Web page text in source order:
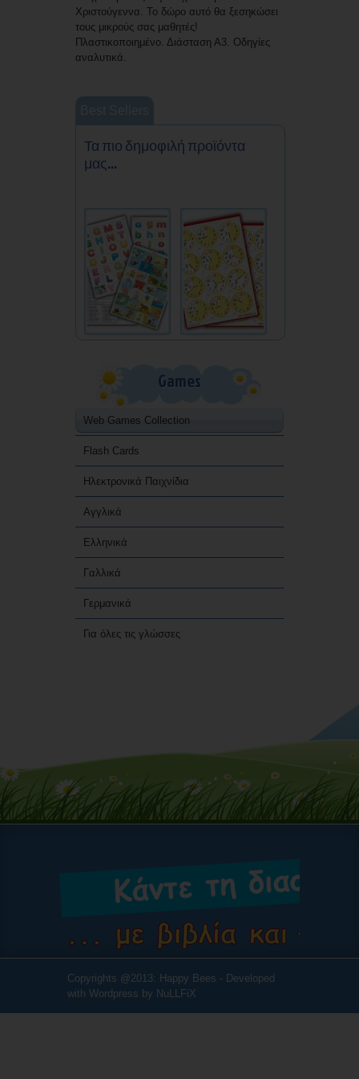
Χριστούγεννα. Το δώρο αυτό θα ξεσηκώσει
τους μικρούς σας μαθητές!
Πλαστικοποιημένο. Διάσταση Α3. Οδηγίες
αναλυτικά.
Τα πιο δημοφιλή προϊόντα
μας...
Games
Web Games Collection
Flash Cards
Ηλεκτρονικά Παιχνίδια
Αγγλικά
Ελληνικά
Γαλλικά
Γερμανικά
Για όλες τις γλώσσες
Copyrights @2013: Happy Bees - Developed
with Wordpress by NuLLFiX